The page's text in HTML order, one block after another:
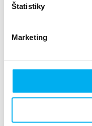
Štatistiky
Marketing